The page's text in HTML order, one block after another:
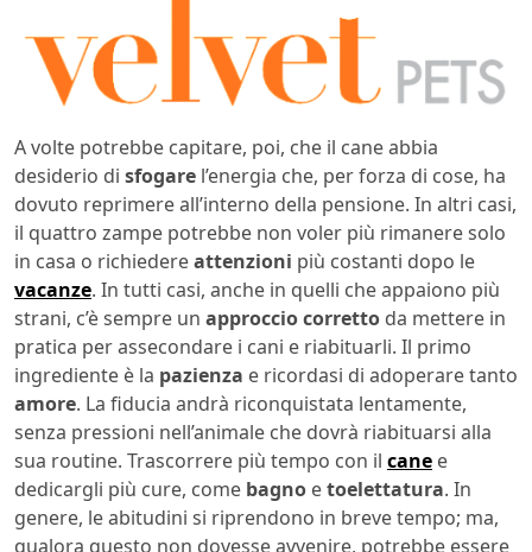
A volte potrebbe capitare, poi, che il cane abbia
desiderio di sfogare l’energia che, per forza di cose, ha
dovuto reprimere all’interno della pensione. In altri casi,
il quattro zampe potrebbe non voler più rimanere solo
in casa o richiedereattenzioni più costanti dopo le
vacanze. In tutti casi, anche in quelli che appaiono più
strani, c’è sempre un approccio corretto da mettere in
pratica per assecondare i cani e riabituarli. Il primo
ingrediente è la pazienza e ricordasi di adoperare tanto
amore. La fiducia andrà riconquistata lentamente,
senza pressioni nell’animale che dovrà riabituarsi alla
sua routine. Trascorrere più tempo con il cane e
dedicargli più cure, come bagno etoelettatura. In
genere, le abitudini si riprendono in breve tempo; ma,
qualora questo non dovesse avvenire, potrebbe essere